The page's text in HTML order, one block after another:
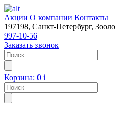
Акции О компании Контакты
197198, Санкт-Петербург,
997-10-56
Заказать звонок
Корзина: 0 i